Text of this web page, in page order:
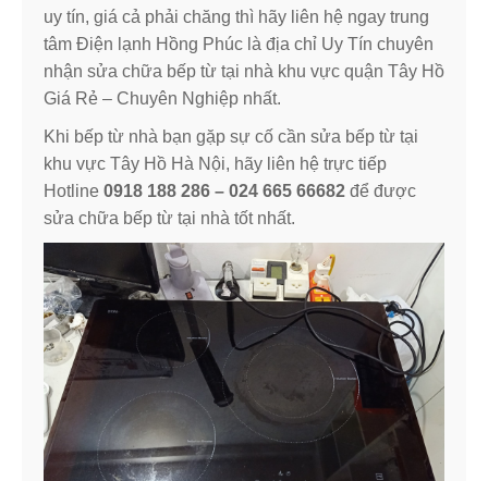
uy tín, giá cả phải chăng thì hãy liên hệ ngay trung
tâm Điện lạnh Hồng Phúc là địa chỉ Uy Tín chuyên
nhận sửa chữa bếp từ tại nhà khu vực quận Tây Hồ
Giá Rẻ – Chuyên Nghiệp nhất.
Khi bếp từ nhà bạn gặp sự cố cần sửa bếp từ tại
khu vực Tây Hồ Hà Nội, hãy liên hệ trực tiếp
Hotline 0918 188 286 – 024 665 66682 để được
sửa chữa bếp từ tại nhà tốt nhất.